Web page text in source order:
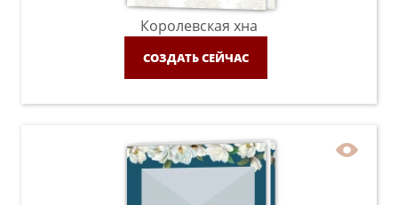
Королевская хна
СОЗДАТЬ СЕЙЧАС